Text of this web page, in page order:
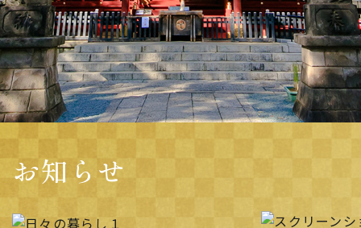
English
お知らせ